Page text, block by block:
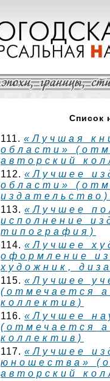
Список
111. «Лучшая
области»
авторский
112. «Лучшее
области»
издательство)
113. «Лучшее
исполнение
типография)
114. «Лучшее
оформление
художник,
115. «Лучшее
(отмечается
коллектив)
116. «Лучшее
(отмечается
коллектив)
117. «Лучшее
юношества»
авторский